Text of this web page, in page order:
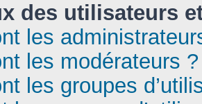
des utilisateurs
les
les modérateurs ?
les groupes